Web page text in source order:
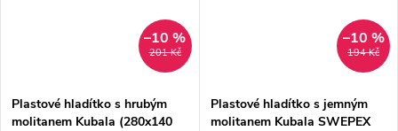
201 Kč
–10 %
Plastové hladítko s hrubým
molitanem Kubala (280x140
194 Kč
–10 %
Plastové hladítko s jemným
molitanem Kubala SWEPEX